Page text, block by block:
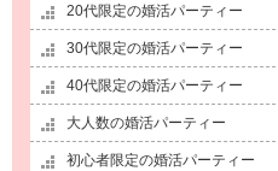
20代限定の婚活パーティー
30代限定の婚活パーティー
40代限定の婚活パーティー
大人数の婚活パーティー
初心者限定の婚活パーティー